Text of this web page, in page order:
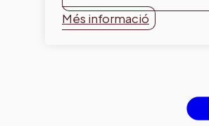
Més informació